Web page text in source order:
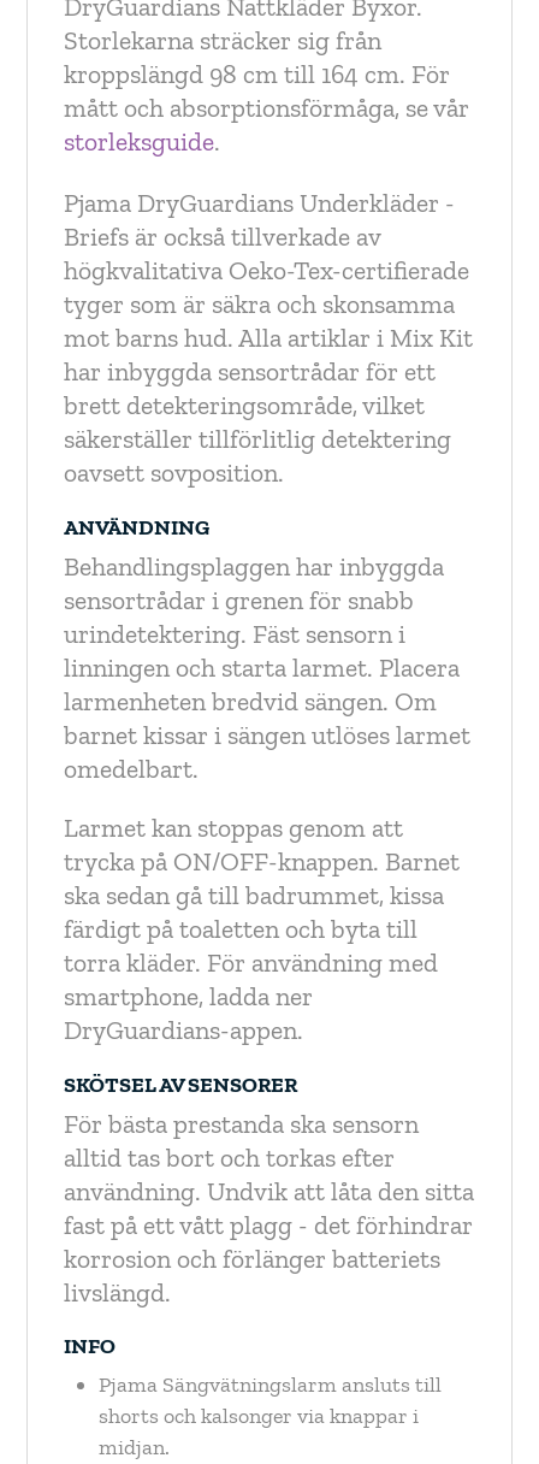
DryGuardians Nattkläder Byxor.
Storlekarna sträcker sig från
kroppslängd 98 cm till 164 cm. För
mått och absorptionsförmåga, se vår
storleksguide.
Pjama DryGuardians Underkläder -
Briefs är också tillverkade av
högkvalitativa Oeko-Tex-certifierade
tyger som är säkra och skonsamma
mot barns hud. Alla artiklar i Mix Kit
har inbyggda sensortrådar för ett
brett detekteringsområde, vilket
säkerställer tillförlitlig detektering
oavsett sovposition.
ANVÄNDNING
Behandlingsplaggen har inbyggda
sensortrådar i grenen för snabb
urindetektering. Fäst sensorn i
linningen och starta larmet. Placera
larmenheten bredvid sängen. Om
barnet kissar i sängen utlöses larmet
omedelbart.
Larmet kan stoppas genom att
trycka på ON/OFF-knappen. Barnet
ska sedan gå till badrummet, kissa
färdigt på toaletten och byta till
torra kläder. För användning med
smartphone, ladda ner
DryGuardians-appen.
SKÖTSEL AV SENSORER
För bästa prestanda ska sensorn
alltid tas bort och torkas efter
användning. Undvik att låta den sitta
fast på ett vått plagg - det förhindrar
korrosion och förlänger batteriets
livslängd.
INFO
Pjama Sängvätningslarm ansluts till
shorts och kalsonger via knappar i
midjan.